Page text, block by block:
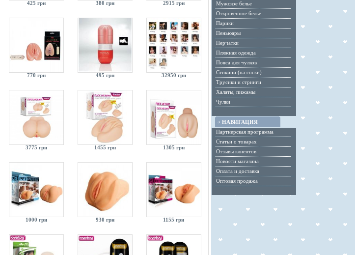
425 грн 380 грн 2915 грн
770 грн 495 грн 32950 грн
3775 грн 1455 грн 1305 грн
1000 грн 930 грн 1155 грн
Мужское белье
Откровенное белье
Парики
Пеньюары
Перчатки
Пляжная одежда
Пояса для чулков
Стикини (на соски)
Трусики и стринги
Халаты, пижамы
Чулки
НАВИГАЦИЯ
Партнерская программа
Статьи о товарах
Отзывы клиентов
Новости магазина
Оплата и доставка
Оптовая продажа